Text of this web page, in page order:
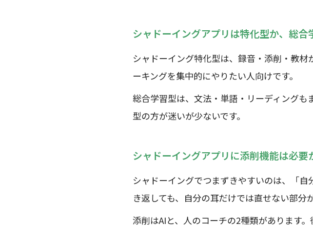
シャドーイングアプリは特化型か、総合
シャドーイング特化型は、録音・添削・教
ーキングを集中的にやりたい人向けです。
総合学習型は、文法・単語・リーディング
型の方が迷いが少ないです。
シャドーイングアプリに添削機能は必要
シャドーイングでつまずきやすいのは、「
き返しても、自分の耳だけでは直せない部分
添削はAIと、人のコーチの2種類があります。